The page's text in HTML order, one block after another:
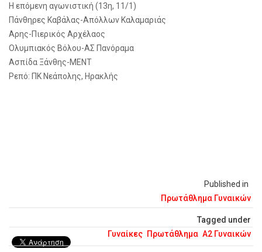
Published in
Πρωτάθλημα Γυναικών
Tagged under
Γυναίκες Πρωτάθλημα Α2 Γυναικών
Η επόμενη αγωνιστική (13η, 11/1)
Πάνθηρες Καβάλας-Απόλλων Καλαμαριάς
Αρης-Πιερικός Αρχέλαος
Ολυμπιακός Βόλου-ΑΣ Πανόραμα
Ασπίδα Ξάνθης-ΜΕΝΤ
Ρεπό: ΠΚ Νεάπολης, Ηρακλής